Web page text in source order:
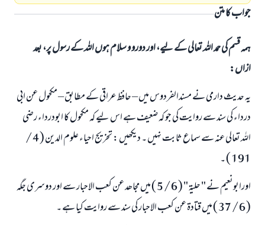
جواب کا متن
ہمہ قسم کی حمد اللہ تعالی کے لیے، اور دورو و سلام ہوں اللہ کے رسول پر، بعد
ازاں:
یہ حدیث دارمی نے مسندالفردوس میں – حافظ عراقی کے مطابق – مکحول عن ابی
درداء کی سند سے روایت کی جو کہ ضعیف ہے اس لیے کہ مکحول کا ابودرداء رضی
اللہ تعالی عنہ سے سماع ثابت نہیں ۔ دیکھیں : تخریج احیاء علوم الدین ( 4 /
191 ) ۔
اورابونعیم نے " حلیۃ " ( 6 / 5 ) میں مجاھد عن کعب الاحبار سے اور دوسری جگہ
( 6 / 37 ) میں قتادۃ عن کعب الاحبار کی سند سے روایت کیا ہے ۔